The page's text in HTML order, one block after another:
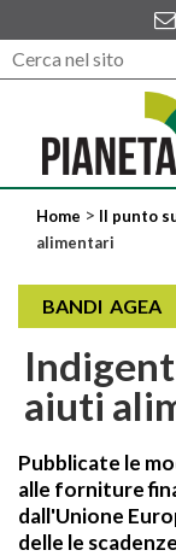
Home > Il punto
alimentari
BANDI AGEA
aiuti
Pubblicate le
alle forniture
dall'Unione
delle le scadenze